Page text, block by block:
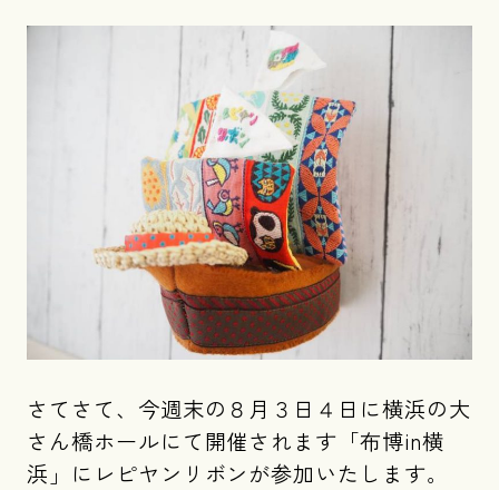
さてさて、今週末の８月３日４日に横浜の大
さん橋ホールにて開催されます「布博in横
浜」にレピヤンリボンが参加いたします。